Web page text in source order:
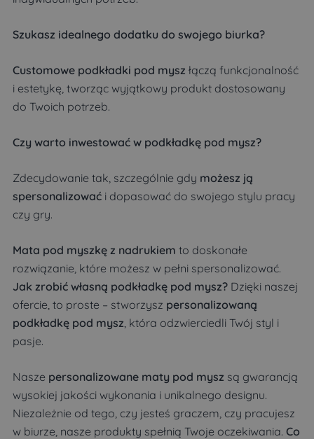
Szukasz idealnego dodatku do swojego biurka?
Customowe podkładki pod mysz łączą funkcjonalność
i estetykę, tworząc wyjątkowy produkt dostosowany
do Twoich potrzeb.
Czy warto inwestować w podkładkę pod mysz?
Zdecydowanie tak, szczególnie gdy możesz ją
spersonalizować i dopasować do swojego stylu pracy
czy gry.
Mata pod myszkę z nadrukiem to doskonałe
rozwiązanie, które możesz w pełni spersonalizować.
Jak zrobić własną podkładkę pod mysz? Dzięki naszej
ofercie, to proste – stworzysz personalizowaną
podkładkę pod mysz, która odzwierciedli Twój styl i
pasje.
Nasze personalizowane maty pod mysz są gwarancją
wysokiej jakości wykonania i unikalnego designu.
Niezależnie od tego, czy jesteś graczem, czy pracujesz
w biurze, nasze produkty spełnią Twoje oczekiwania. Co